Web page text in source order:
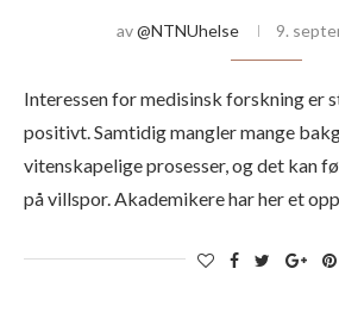
av@NTNUhelse 9.
Interessen for medisinsk forskning er
positivt. Samtidig mangler mange
vitenskapelige prosesser, og det kan
på villspor. Akademikere har her et